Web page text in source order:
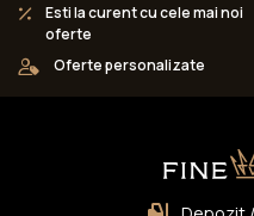
Esti la curent cu cele mai noi
oferte
Oferte personalizate